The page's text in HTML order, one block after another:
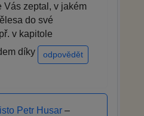
Vás zeptal, v jakém
do své
v kapitole
díky
odpovědět
Petr Husar –